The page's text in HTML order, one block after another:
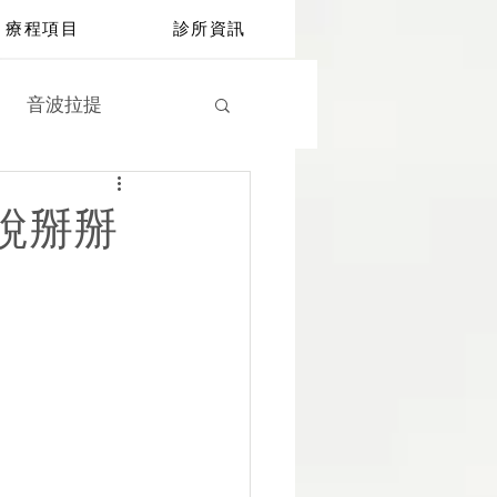
療程項目 診所資訊
音波拉提
營養點滴
掰掰